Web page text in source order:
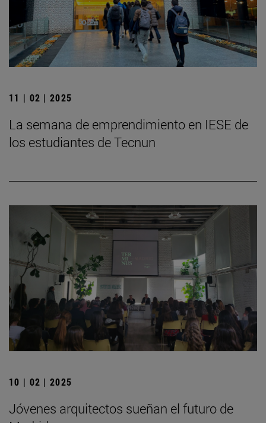
11 | 02 | 2025
La semana de emprendimiento en IESE de
los estudiantes de Tecnun
10 | 02 | 2025
Jóvenes arquitectos sueñan el futuro de